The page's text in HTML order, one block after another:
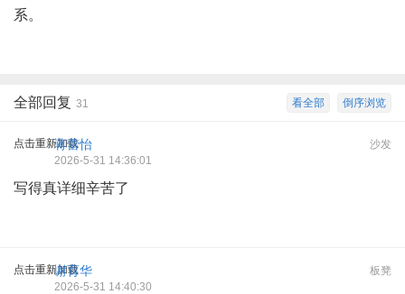
系。
倒序浏览
看全部
全部回复 31
点击重新加载 沙发
蒋蕾怡
2026-5-31 14:36:01
写得真详细辛苦了
点击重新加载 板凳
谢育华
2026-5-31 14:40:30